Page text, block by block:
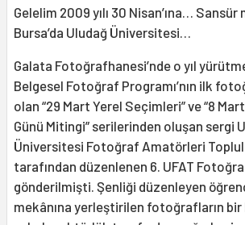
Gelelim 2009 yılı 30 Nisan’ına… Sansür
Bursa’da Uludağ Üniversitesi…
Galata Fotoğrafhanesi’nde o yıl
Belgesel Fotoğraf Programı’nın ilk
olan “29 Mart Yerel Seçimleri” ve “8
Günü Mitingi” serilerinden oluşan sergi
Üniversitesi Fotoğraf Amatörleri
tarafından düzenlenen 6. UFAT
gönderilmişti. Şenliği düzenleyen
mekânına yerleştirilen fotoğrafların bir